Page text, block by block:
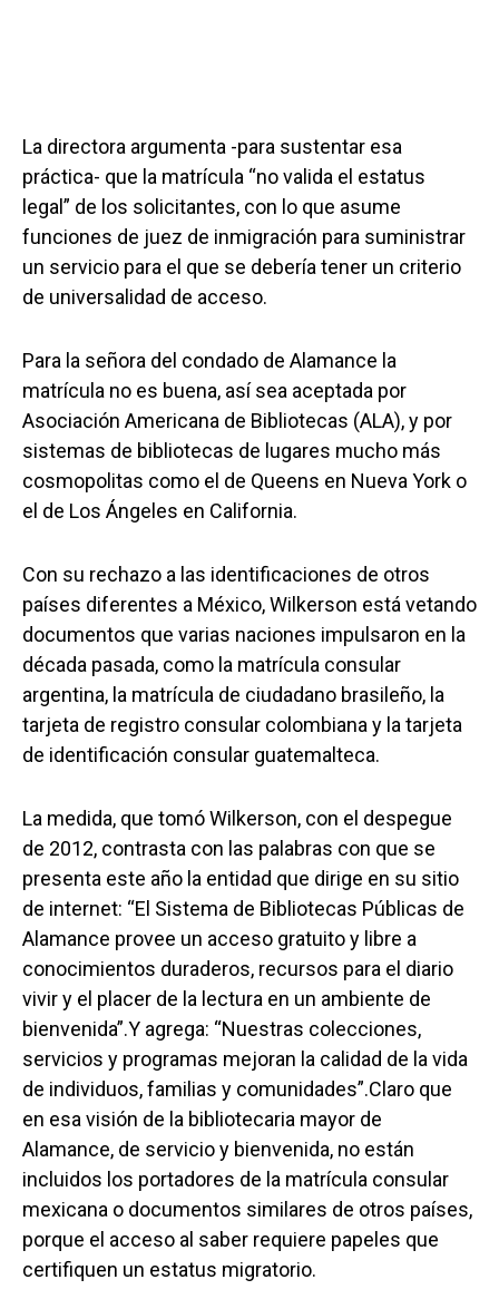
La directora argumenta -para sustentar esa
práctica- que la matrícula “no valida el estatus
legal” de los solicitantes, con lo que asume
funciones de juez de inmigración para suministrar
un servicio para el que se debería tener un criterio
de universalidad de acceso.
Para la señora del condado de Alamance la
matrícula no es buena, así sea aceptada por
Asociación Americana de Bibliotecas (ALA), y por
sistemas de bibliotecas de lugares mucho más
cosmopolitas como el de Queens en Nueva York o
el de Los Ángeles en California.
Con su rechazo a las identificaciones de otros
países diferentes a México, Wilkerson está vetando
documentos que varias naciones impulsaron en la
década pasada, como la matrícula consular
argentina, la matrícula de ciudadano brasileño, la
tarjeta de registro consular colombiana y la tarjeta
de identificación consular guatemalteca.
La medida, que tomó Wilkerson, con el despegue
de 2012, contrasta con las palabras con que se
presenta este año la entidad que dirige en su sitio
de internet: “El Sistema de Bibliotecas Públicas de
Alamance provee un acceso gratuito y libre a
conocimientos duraderos, recursos para el diario
vivir y el placer de la lectura en un ambiente de
bienvenida”.Y agrega: “Nuestras colecciones,
servicios y programas mejoran la calidad de la vida
de individuos, familias y comunidades”.Claro que
en esa visión de la bibliotecaria mayor de
Alamance, de servicio y bienvenida, no están
incluidos los portadores de la matrícula consular
mexicana o documentos similares de otros países,
porque el acceso al saber requiere papeles que
certifiquen un estatus migratorio.